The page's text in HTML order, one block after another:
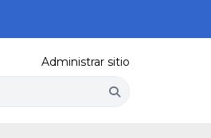
Administrar sitio